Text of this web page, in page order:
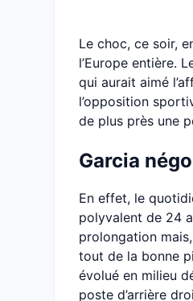
Le choc, ce soir,
l’Europe entière.
qui aurait aimé
l’opposition
de plus près une
Garcia
En effet, le
polyvalent de 24
prolongation
tout de la bonne
évolué en milieu
poste d’arrière